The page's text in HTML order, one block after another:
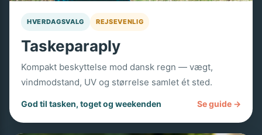
HVERDAGSVALG REJSEVENLIG
Taskeparaply
Kompakt beskyttelse mod dansk regn — vægt,
vindmodstand, UV og størrelse samlet ét sted.
God til tasken, toget og weekenden Se guide →